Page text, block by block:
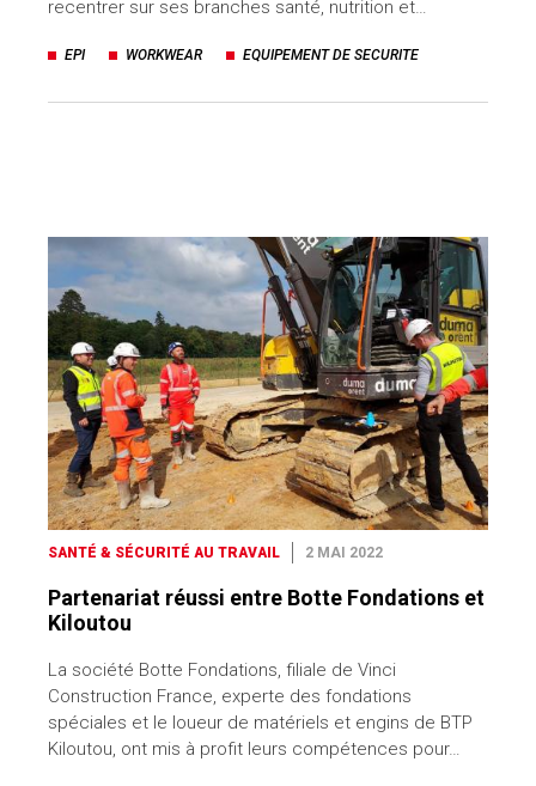
recentrer sur ses branches santé, nutrition et…
EPI WORKWEAR EQUIPEMENT DE SECURITE
SANTÉ & SÉCURITÉ AU TRAVAIL 2 MAI 2022
Partenariat réussi entre Botte Fondations et
Kiloutou
La société Botte Fondations, filiale de Vinci
Construction France, experte des fondations
spéciales et le loueur de matériels et engins de BTP
Kiloutou, ont mis à profit leurs compétences pour…